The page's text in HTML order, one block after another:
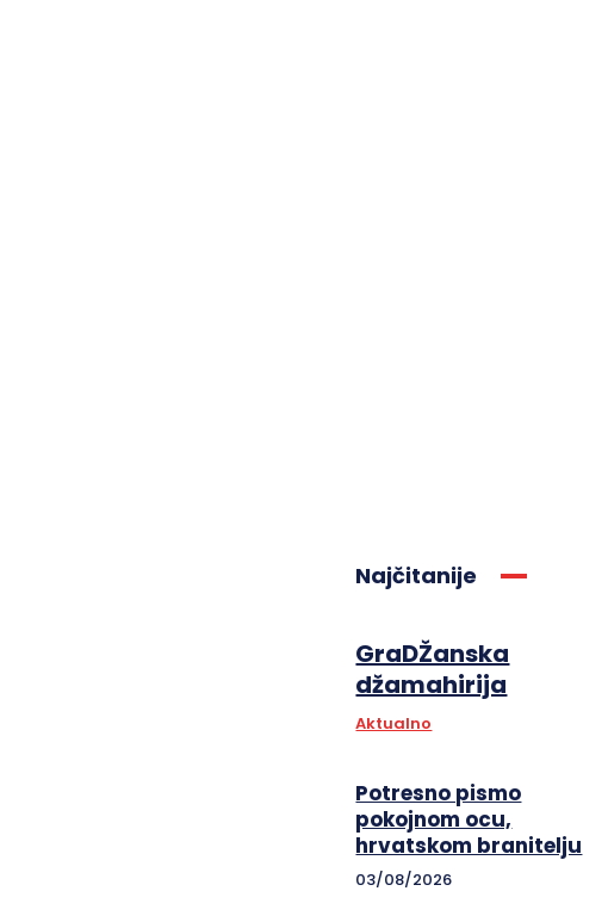
Najčitanije
GraDŽanska
džamahirija
Aktualno
Potresno pismo
pokojnom ocu,
hrvatskom branitelju
03/08/2026